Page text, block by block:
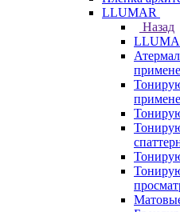
LLUMAR
Назад